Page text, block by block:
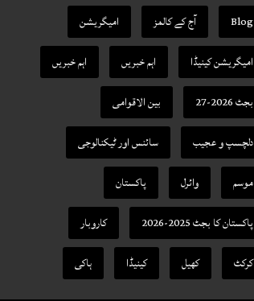
Blog آج کے کالمز
امیگریشن
امیگریشن کینیڈا
اہم خبریں
اہم خبریں
بجٹ 2026-27
بین الاقوامی
دلچسپ و عجیب
سائنس اور ٹیکنالوجی
موسم
وائرل
پاکستان
پاکستان کا بجٹ 2025-2026
کاروبار
کرکٹ
کھیل کینیڈا ہاکی